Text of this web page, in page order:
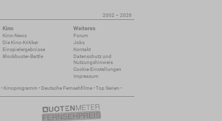
2002 – 2026
Kino
Kino-News
Die Kino-Kritiker
Einspielergebnisse
Blockbuster-Battle
Weiteres
Forum
Jobs
Kontakt
Datenschutz und
Nutzungshinweis
Cookie-Einstellungen
Impressum
• Kinoprogramm • Deutsche Fernsehfilme •Top Serien •